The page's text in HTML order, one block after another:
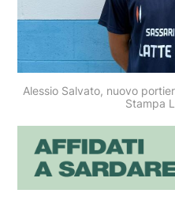
Alessio Salvato, nuovo
Stampa